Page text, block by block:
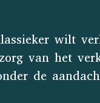
wilt
van het
de